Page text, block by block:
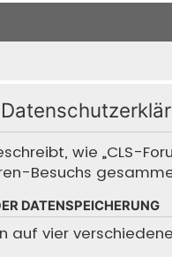
wie „CLS-
Besuchs
DATENSPEICHERUNG
auf vier